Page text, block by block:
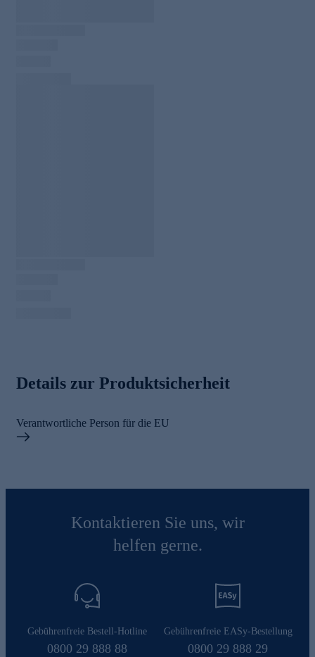
Details zur Produktsicherheit
Verantwortliche Person für die EU
Kontaktieren Sie uns, wir
helfen gerne.
Gebührenfreie Bestell-Hotline
0800 29 888 88
Gebührenfreie EASy-Bestellung
0800 29 888 29